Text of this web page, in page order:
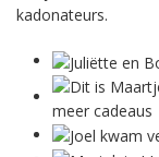
kadonateurs.